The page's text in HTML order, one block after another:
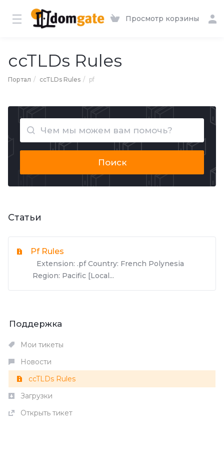
Просмотр корзины
ccTLDs Rules
Портал ccTLDs Rules pf
Поиск
Статьи
Pf Rules
Extension: .pf Country: French Polynesia
Region: Pacific [Local...
Поддержка
Мои тикеты
Новости
ccTLDs Rules
Загрузки
Открыть тикет